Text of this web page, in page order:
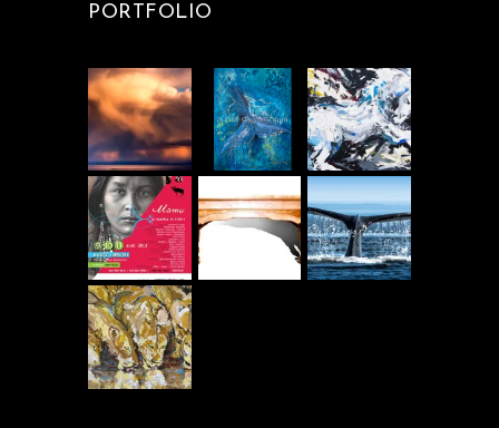
PORTFOLIO